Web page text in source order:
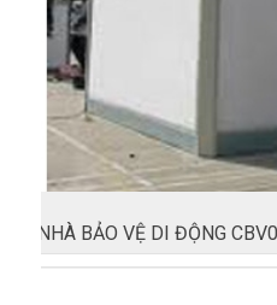
NHÀ BẢO VỆ DI ĐỘNG